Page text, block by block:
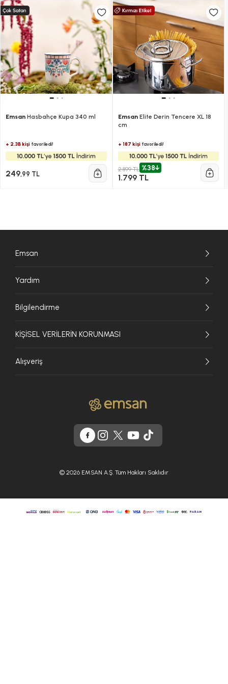
Emsan Hasbahçe Kupa 340 ml
+ 2.3B kişi favoriledi!
249,99 TL
EmsanElite Derin Tencere XL 18
cm
+ 187 kişifavoriledi!
2.899 TL %38
1.799 TL
Emsan
Yardım
Bilgilendirme
KİŞİSEL VERİLERİN KORUNMASI
Alışveriş
© 2026 EMSAN A.Ş. Tüm Hakları Saklıdır